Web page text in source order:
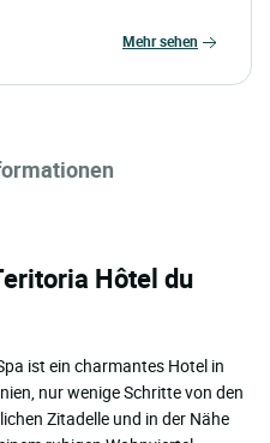
mehr sehen
Hôtel du
ist ein charmantes Hotel in
nur wenige Schritte von den
Zitadelle und in der Nähe